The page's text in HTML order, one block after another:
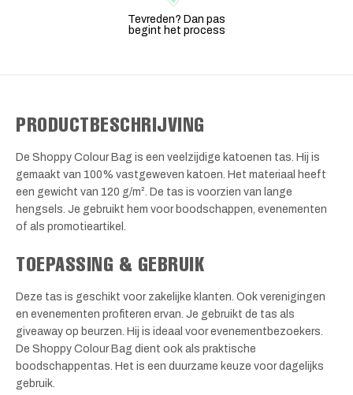
Tevreden? Dan pas
begint het process
PRODUCTBESCHRIJVING
De Shoppy Colour Bag is een veelzijdige katoenen tas. Hij is
gemaakt van 100% vastgeweven katoen. Het materiaal heeft
een gewicht van 120 g/m². De tas is voorzien van lange
hengsels. Je gebruikt hem voor boodschappen, evenementen
of als promotieartikel.
TOEPASSING & GEBRUIK
Deze tas is geschikt voor zakelijke klanten. Ook verenigingen
en evenementen profiteren ervan. Je gebruikt de tas als
giveaway op beurzen. Hij is ideaal voor evenementbezoekers.
De Shoppy Colour Bag dient ook als praktische
boodschappentas. Het is een duurzame keuze voor dagelijks
gebruik.